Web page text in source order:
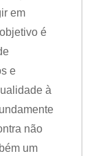
em
é
e
à
não
um